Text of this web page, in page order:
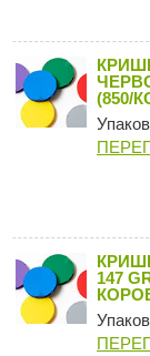
(850/
147